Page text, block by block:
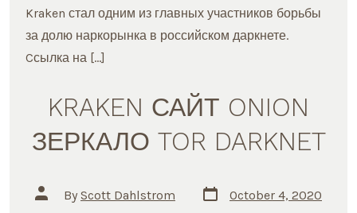
Kraken стал одним из главных участников борьбы
за долю наркорынка в российском даркнете.
Cсылка на […]
KRAKEN САЙТ ONION
ЗЕРКАЛО TOR DARKNET
Post
author
By Scott Dahlstrom
Post
date
October 4, 2020